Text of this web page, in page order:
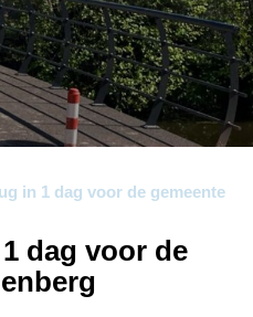
in 1 dag voor de gemeente
dag voor de